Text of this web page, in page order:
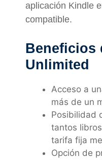
aplicación Kindle
compatible.
Beneficios
Unlimited
Acceso a
más de un
Posibilidad
tantos
tarifa fija
Opción de